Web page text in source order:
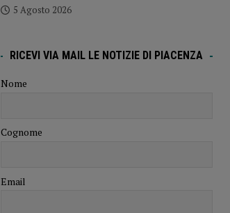
5 Agosto 2026
RICEVI VIA MAIL LE NOTIZIE DI PIACENZA
Nome
Cognome
Email